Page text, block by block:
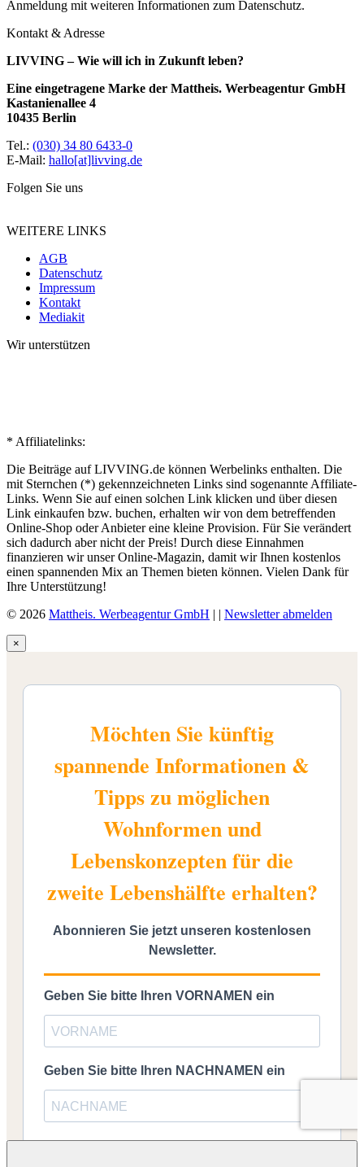
Anmeldung mit weiteren Informationen zum Datenschutz.
Kontakt & Adresse
LIVVING – Wie will ich in Zukunft leben?
Eine eingetragene Marke der Mattheis. Werbeagentur GmbH
Kastanienallee 4
10435 Berlin
Tel.: (030) 34 80 6433-0
E-Mail: hallo[at]livving.de
Folgen Sie uns
WEITERE LINKS
AGB
Datenschutz
Impressum
Kontakt
Mediakit
Wir unterstützen
* Affiliatelinks:
Die Beiträge auf LIVVING.de können Werbelinks enthalten. Die
mit Sternchen (*) gekennzeichneten Links sind sogenannte Affiliate-
Links. Wenn Sie auf einen solchen Link klicken und über diesen
Link einkaufen bzw. buchen, erhalten wir von dem betreffenden
Online-Shop oder Anbieter eine kleine Provision. Für Sie verändert
sich dadurch aber nicht der Preis! Durch diese Einnahmen
finanzieren wir unser Online-Magazin, damit wir Ihnen kostenlos
einen spannenden Mix an Themen bieten können. Vielen Dank für
Ihre Unterstützung!
© 2026 Mattheis. Werbeagentur GmbH | | Newsletter abmelden
×